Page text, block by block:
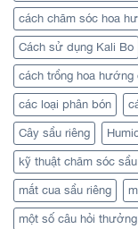
cách chăm sóc hoa
Cách sử dụng Kali Bo
cách trồng hoa
các loại phân bón
Cây sầu riêng
kỹ thuật chăm sóc
mắt cua sầu riêng
một số câu hỏi